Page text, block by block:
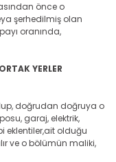
önce o
şerhedilmiş olan
oranında,
YERLER
doğrudan doğruya o
garaj, elektrik,
eklentiler,ait olduğu
ve o bölümün maliki,